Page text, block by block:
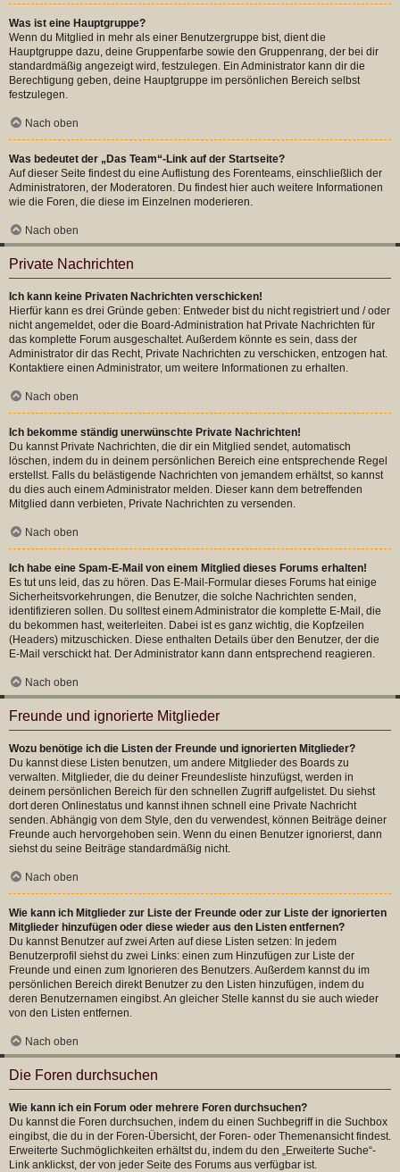
Was ist eine Hauptgruppe?
Wenn du Mitglied in mehr als einer Benutzergruppe bist, dient die
Hauptgruppe dazu, deine Gruppenfarbe sowie den Gruppenrang, der bei dir
standardmäßig angezeigt wird, festzulegen. Ein Administrator kann dir die
Berechtigung geben, deine Hauptgruppe im persönlichen Bereich selbst
festzulegen.
Nach oben
Was bedeutet der „Das Team“-Link auf der Startseite?
Auf dieser Seite findest du eine Auflistung des Forenteams, einschließlich der
Administratoren, der Moderatoren. Du findest hier auch weitere Informationen
wie die Foren, die diese im Einzelnen moderieren.
Nach oben
Private Nachrichten
Ich kann keine Privaten Nachrichten verschicken!
Hierfür kann es drei Gründe geben: Entweder bist du nicht registriert und / oder
nicht angemeldet, oder die Board-Administration hat Private Nachrichten für
das komplette Forum ausgeschaltet. Außerdem könnte es sein, dass der
Administrator dir das Recht, Private Nachrichten zu verschicken, entzogen hat.
Kontaktiere einen Administrator, um weitere Informationen zu erhalten.
Nach oben
Ich bekomme ständig unerwünschte Private Nachrichten!
Du kannst Private Nachrichten, die dir ein Mitglied sendet, automatisch
löschen, indem du in deinem persönlichen Bereich eine entsprechende Regel
erstellst. Falls du belästigende Nachrichten von jemandem erhältst, so kannst
du dies auch einem Administrator melden. Dieser kann dem betreffenden
Mitglied dann verbieten, Private Nachrichten zu versenden.
Nach oben
Ich habe eine Spam-E-Mail von einem Mitglied dieses Forums erhalten!
Es tut uns leid, das zu hören. Das E-Mail-Formular dieses Forums hat einige
Sicherheitsvorkehrungen, die Benutzer, die solche Nachrichten senden,
identifizieren sollen. Du solltest einem Administrator die komplette E-Mail, die
du bekommen hast, weiterleiten. Dabei ist es ganz wichtig, die Kopfzeilen
(Headers) mitzuschicken. Diese enthalten Details über den Benutzer, der die
E-Mail verschickt hat. Der Administrator kann dann entsprechend reagieren.
Nach oben
Freunde und ignorierte Mitglieder
Wozu benötige ich die Listen der Freunde und ignorierten Mitglieder?
Du kannst diese Listen benutzen, um andere Mitglieder des Boards zu
verwalten. Mitglieder, die du deiner Freundesliste hinzufügst, werden in
deinem persönlichen Bereich für den schnellen Zugriff aufgelistet. Du siehst
dort deren Onlinestatus und kannst ihnen schnell eine Private Nachricht
senden. Abhängig von dem Style, den du verwendest, können Beiträge deiner
Freunde auch hervorgehoben sein. Wenn du einen Benutzer ignorierst, dann
siehst du seine Beiträge standardmäßig nicht.
Nach oben
Wie kann ich Mitglieder zur Liste der Freunde oder zur Liste der ignorierten
Mitglieder hinzufügen oder diese wieder aus den Listen entfernen?
Du kannst Benutzer auf zwei Arten auf diese Listen setzen: In jedem
Benutzerprofil siehst du zwei Links: einen zum Hinzufügen zur Liste der
Freunde und einen zum Ignorieren des Benutzers. Außerdem kannst du im
persönlichen Bereich direkt Benutzer zu den Listen hinzufügen, indem du
deren Benutzernamen eingibst. An gleicher Stelle kannst du sie auch wieder
von den Listen entfernen.
Nach oben
Die Foren durchsuchen
Wie kann ich ein Forum oder mehrere Foren durchsuchen?
Du kannst die Foren durchsuchen, indem du einen Suchbegriff in die Suchbox
eingibst, die du in der Foren-Übersicht, der Foren- oder Themenansicht findest.
Erweiterte Suchmöglichkeiten erhältst du, indem du den „Erweiterte Suche“-
Link anklickst, der von jeder Seite des Forums aus verfügbar ist.